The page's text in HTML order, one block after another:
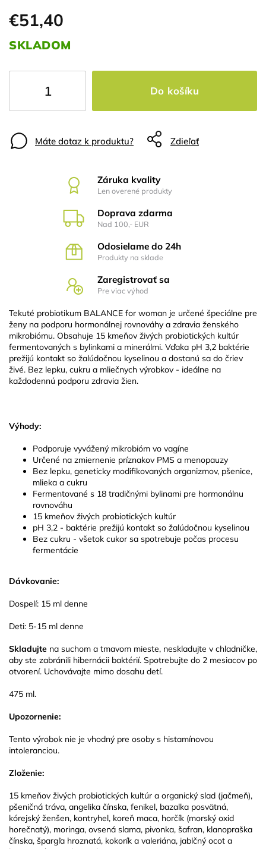
€51,40
SKLADOM
Do košíku
Máte dotaz k produktu? Zdieľať
Záruka kvality
Len overené produkty
Doprava zdarma
Nad 100,- EUR
Odosielame do 24h
Produkty na sklade
Zaregistrovať sa
Pre viac výhod
Tekuté probiotikum BALANCE for woman je určené špeciálne pre
ženy na podporu hormonálnej rovnováhy a zdravia ženského
mikrobiómu. Obsahuje 15 kmeňov živých probiotických kultúr
fermentovaných s bylinkami a minerálmi. Vďaka pH 3,2 baktérie
prežijú kontakt so žalúdočnou kyselinou a dostanú sa do čriev
živé. Bez lepku, cukru a mliečnych výrobkov - ideálne na
každodennú podporu zdravia žien.
Výhody:
Podporuje vyvážený mikrobióm vo vagíne
Určené na zmiernenie príznakov PMS a menopauzy
Bez lepku, geneticky modifikovaných organizmov, pšenice,
mlieka a cukru
Fermentované s 18 tradičnými bylinami pre hormonálnu
rovnováhu
15 kmeňov živých probiotických kultúr
pH 3,2 - baktérie prežijú kontakt so žalúdočnou kyselinou
Bez cukru - všetok cukor sa spotrebuje počas procesu
fermentácie
Dávkovanie:
Dospelí: 15 ml denne
Deti: 5-15 ml denne
Skladujte na suchom a tmavom mieste, neskladujte v chladničke,
aby ste zabránili hibernácii baktérií. Spotrebujte do 2 mesiacov po
otvorení. Uchovávajte mimo dosahu detí.
475 ml.
Upozornenie:
Tento výrobok nie je vhodný pre osoby s histamínovou
intoleranciou.
Zloženie:
15 kmeňov živých probiotických kultúr a organický slad (jačmeň),
pšeničná tráva, angelika čínska, fenikel, bazalka posvätná,
kórejský ženšen, kontryhel, koreň maca, horčík (morský oxid
horečnatý), moringa, ovsená slama, pivonka, šafran, klanopraška
čínska, špargľa hroznatá, kokorík a valeriána, jablčný ocot a